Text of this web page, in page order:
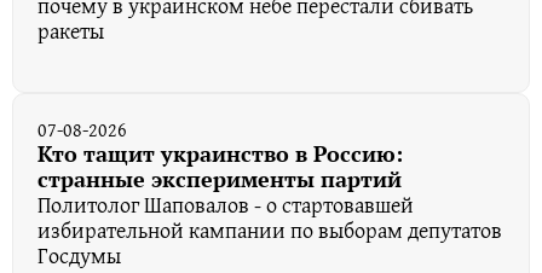
ракеты
07-08-2026
Кто тащит украинство в Россию:
странные эксперименты партий
Политолог Шаповалов - о стартовавшей
избирательной кампании по выборам депутатов
Госдумы